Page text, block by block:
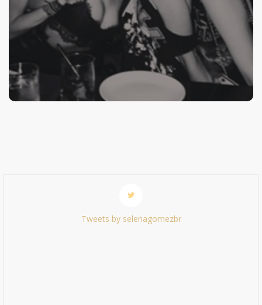
Tweets by selenagomezbr